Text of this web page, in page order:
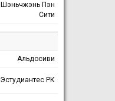
Шэньчжэнь Пэн
Сити
Альдосиви
Эстудиантес РК